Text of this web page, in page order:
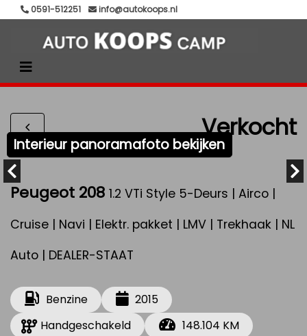
0591-512251 info@autokoops.nl
Verkocht
Interieur panoramafoto bekijken
Peugeot 208 1.2 VTi Style 5-Deurs | Airco |
Cruise | Navi | Elektr. pakket | LMV | Trekhaak | NL
Auto | DEALER-STAAT
Benzine
2015
Handgeschakeld
148.104 KM